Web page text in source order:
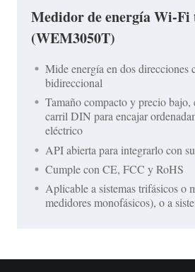
Medidor de energía Wi-
(WEM3050T)
Mide energía en dos direcciones
bidireccional
Tamaño compacto y precio bajo,
carril DIN para encajar
eléctrico
API abierta para integrarlo con
Cumple con CE, FCC y RoHS
Aplicable a sistemas trifásicos o
medidores monofásicos), o a